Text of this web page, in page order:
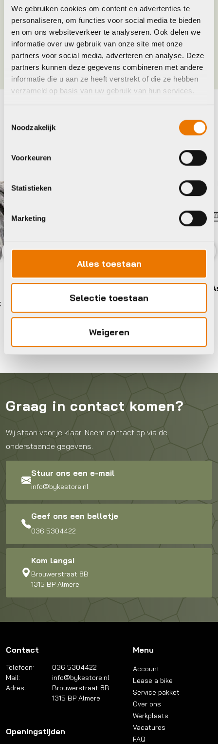
We gebruiken cookies om content en advertenties te
personaliseren, om functies voor social media te bieden
en om ons websiteverkeer te analyseren. Ook delen we
informatie over uw gebruik van onze site met onze
partners voor social media, adverteren en analyse. Deze
partners kunnen deze gegevens combineren met andere
informatie die u aan ze heeft verstrekt of die ze hebben
verzameld op basis van uw gebruik van hun services.
Noodzakelijk
Voorkeuren
Statistieken
Marketing
Alles toestaan
Selectie toestaan
Weigeren
Merk Shimano
Maak je fiets compleet
Shimano Binnenwerk (184mm As)
169,99
Op voorraad in winkel
Graag in contact komen?
Wij staan voor je klaar! Neem contact op via de
onderstaande gegevens.
Stuur ons een e-mail
info@bykestore.nl
Geef ons een belletje
036 5304422
Kom langs!
Brouwerstraat 8B
1315 BP Almere
Contact
Telefoon:
036 5304422
Mail:
info@bykestore.nl
Adres:
Brouwerstraat 8B
1315 BP Almere
Openingstijden
Menu
Account
Lease a bike
Service pakket
Over ons
Werkplaats
Vacatures
FAQ